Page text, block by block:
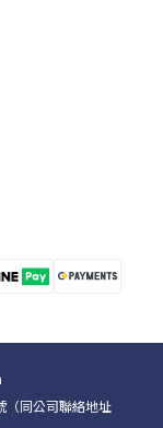
（同公司聯絡地址